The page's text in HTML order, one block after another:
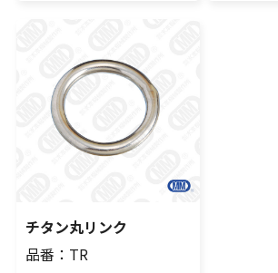
チタン丸リンク
品番：TR